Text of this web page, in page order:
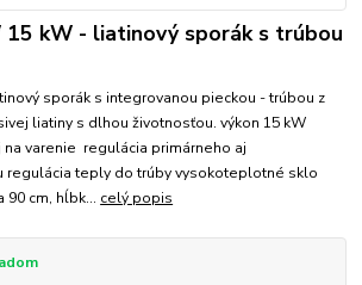
15 kW - liatinový sporák s trúbou
sporák s integrovanou pieckou - trúbou z
liatiny s dlhou životnosťou. výkon 15 kW
na varenie regulácia primárneho aj
regulácia teply do trúby vysokoteplotné sklo
90 cm, hĺbk... celý popis